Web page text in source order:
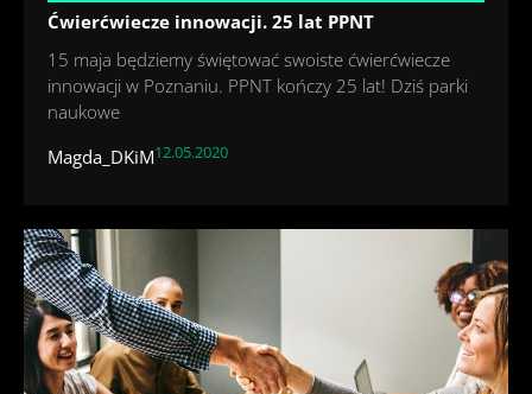
Ćwierćwiecze innowacji. 25 lat PPNT
15 maja będziemy świętować swoiste ćwierćwiecze
innowacji w Poznaniu. PPNT kończy 25 lat! Dziś parki
naukowe
Magda_DKiM12.05.2020